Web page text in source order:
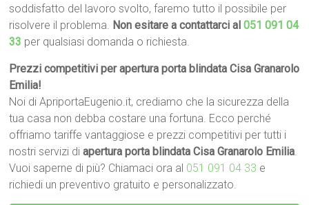
soddisfatto del lavoro svolto, faremo tutto il possibile per
risolvere il problema. Non esitare a contattarci al051 091 04
33 per qualsiasi domanda o richiesta.
Prezzi competitivi per apertura porta blindata Cisa Granarolo
Emilia!
Noi di ApriportaEugenio.it, crediamo che la sicurezza della
tua casa non debba costare una fortuna. Ecco perché
offriamo tariffe vantaggiose e prezzi competitivi per tutti i
nostri servizi diapertura porta blindata Cisa Granarolo Emilia.
Vuoi saperne di più? Chiamaci ora al 051 091 04 33 e
richiedi un preventivo gratuito e personalizzato.